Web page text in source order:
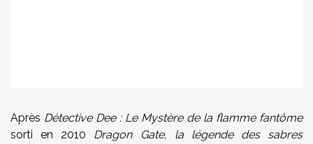
Après Détective Dee : Le Mystère de la flamme fantôme
sorti en 2010 Dragon Gate, la légende des sabres